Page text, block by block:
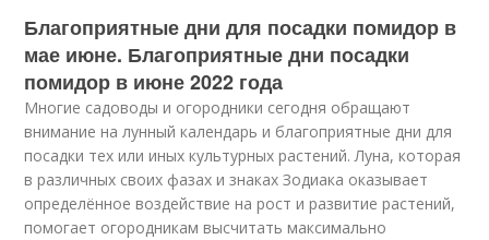
Благоприятные дни для посадки помидор в
мае июне. Благоприятные дни посадки
помидор в июне 2022 года
Многие садоводы и огородники сегодня обращают
внимание на лунный календарь и благоприятные дни для
посадки тех или иных культурных растений. Луна, которая
в различных своих фазах и знаках Зодиака оказывает
определённое воздействие на рост и развитие растений,
помогает огородникам высчитать максимально